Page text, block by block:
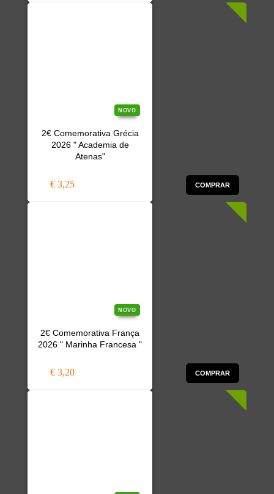
NOVO
2€ Comemorativa Grécia
2026 " Academia de
Atenas"
€ 3,25 COMPRAR
NOVO
2€ Comemorativa França
2026 " Marinha Francesa "
€ 3,20 COMPRAR